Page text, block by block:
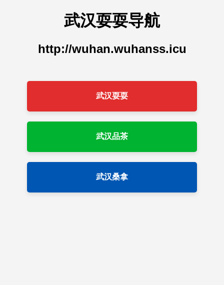
武汉耍耍导航
http://wuhan.wuhanss.icu
武汉耍耍
武汉品茶
武汉桑拿